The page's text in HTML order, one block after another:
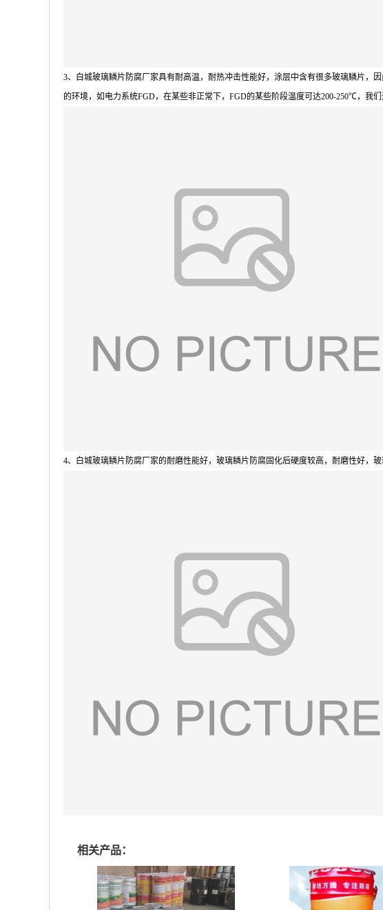
3、白城玻璃鳞片防腐厂家具有耐高温，耐热冲击性能好，涂层中含有很多玻璃鳞片，
的环境，如电力系统FGD，在某些非正常下， FGD的某些阶段温度可达200-250℃，我们
4、白城玻璃鳞片防腐厂家的耐磨性能好，玻璃鳞片防腐固化后硬度较高，耐磨性好，玻
相关产品：